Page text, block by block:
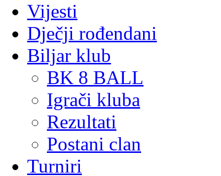
Vijesti
Dječji rođendani
Biljar klub
BK 8 BALL
Igrači kluba
Rezultati
Postani clan
Turniri